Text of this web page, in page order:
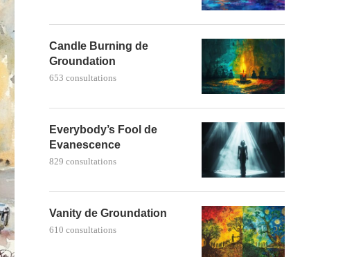
Candle Burning de
Groundation
653 consultations
Everybody’s Fool de
Evanescence
829 consultations
Vanity de Groundation
610 consultations